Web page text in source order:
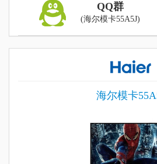
QQ群
(海尔模卡55A5J)
海尔模卡